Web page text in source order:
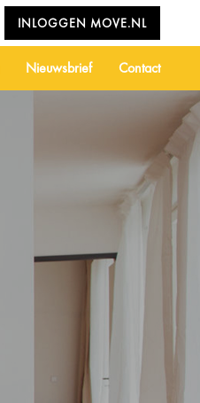
INLOGGEN MOVE.NL
Nieuwsbrief Contact